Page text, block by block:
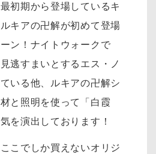
初期から登場しているキ
キアの卍解が初めて登場
ン！ナイトウォークで
逃すまいとするエス・ノ
いる他、ルキアの卍解シ
と照明を使って「白霞
を演出しております！
こでしか買えないオリジ